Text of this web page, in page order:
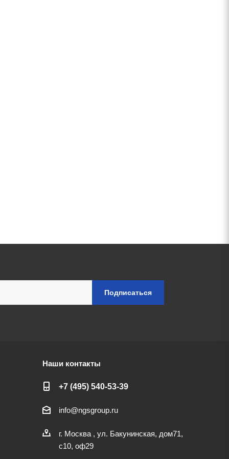
Наши контакты
+7 (495) 540-53-39
info@ngsgroup.ru
г. Москва , ул. Бакунинская, дом71,
с10, оф29